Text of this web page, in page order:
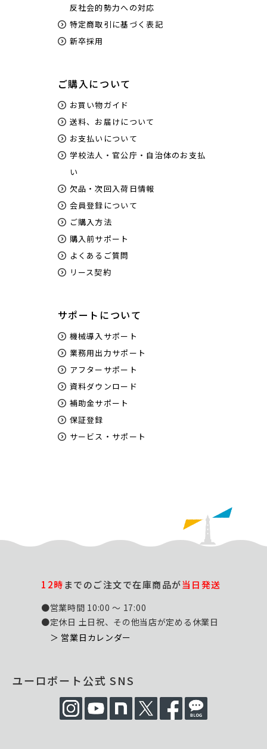
反社会的勢力への対応
特定商取引に基づく表記
新卒採用
ご購入について
お買い物ガイド
送料、お届けについて
お支払いについて
学校法人・官公庁・自治体のお支払
い
欠品・次回入荷日情報
会員登録について
ご購入方法
購入前サポート
よくあるご質問
リース契約
サポートについて
機械導入サポート
業務用出力サポート
アフターサポート
資料ダウンロード
補助金サポート
保証登録
サービス・サポート
12時までのご注文で在庫商品が当日発送
●営業時間 10:00 ～ 17:00
●定休日 土日祝、その他当店が定める休業日
＞ 営業日カレンダー
ユーロポート公式 SNS